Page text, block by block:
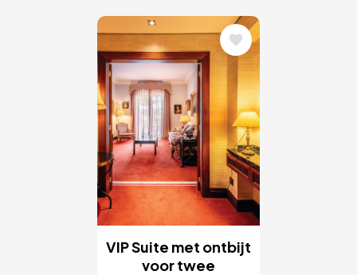
Afbeelding
VIP Suite met ontbijt
voor twee